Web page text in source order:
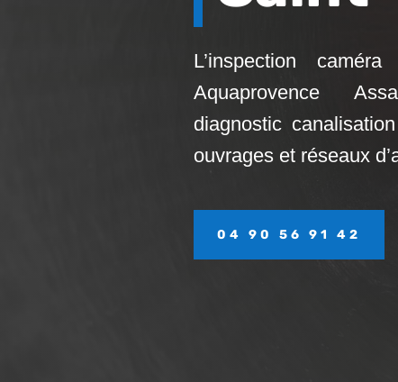
L’inspection
Aquaprovence
diagnostic
ouvrages et réseaux
04 90 56 91 42